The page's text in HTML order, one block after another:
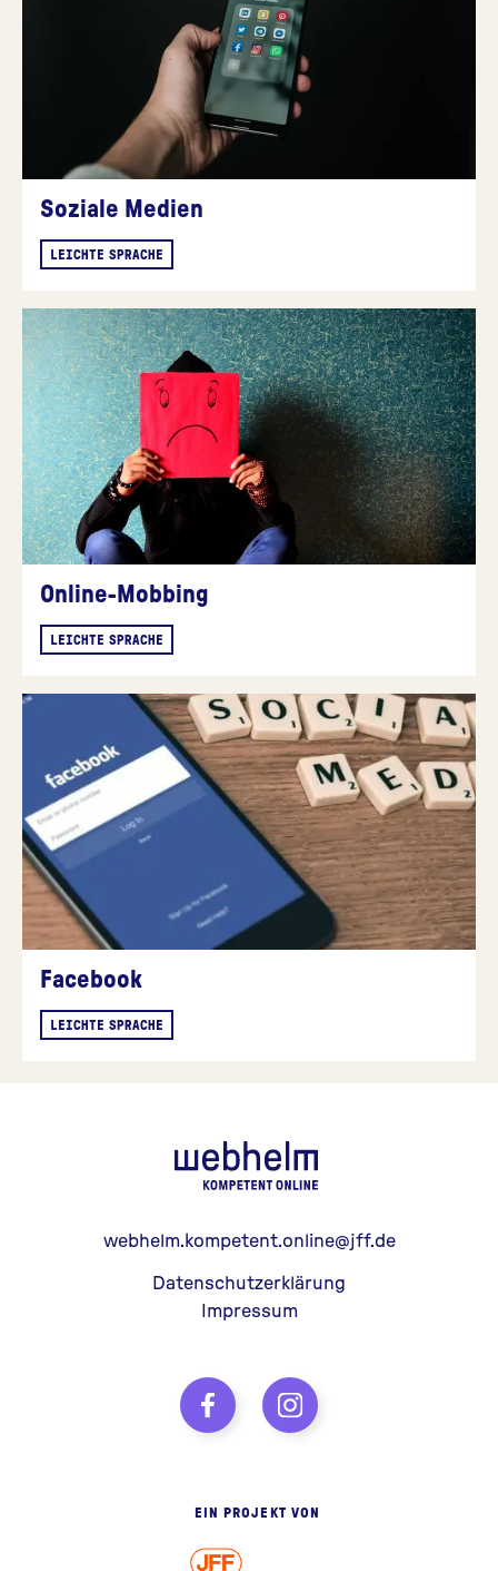
Soziale Medien
LEICHTE SPRACHE
Online-Mobbing
LEICHTE SPRACHE
Facebook
LEICHTE SPRACHE
webhelm.kompetent.online@jff.de
Datenschutzerklärung
Impressum
EIN PROJEKT VON